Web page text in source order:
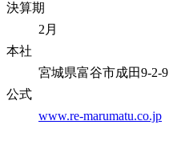
決算期
2月
本社
宮城県富谷市成田9-2-9
公式
www.re-marumatu.co.jp